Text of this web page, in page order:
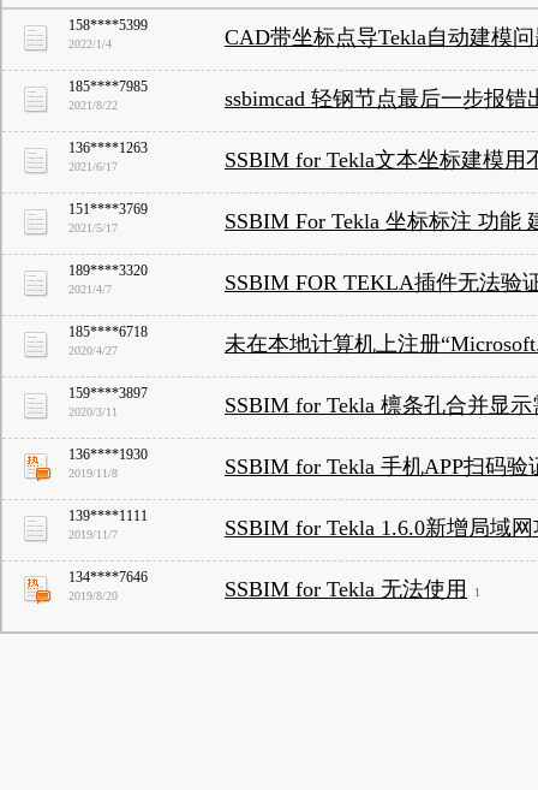
158****5399
2022/1/4 CAD带坐标点导Tekla自动建模
185****7985
2021/8/22 ssbimcad 轻钢节点最后一步报错
136****1263
2021/6/17 SSBIM for Tekla文本坐标建模用
151****3769
2021/5/17 SSBIM For Tekla 坐标标注 功能
189****3320
2021/4/7 SSBIM FOR TEKLA插件无法验
185****6718
2020/4/27 未在本地计算机上注册
159****3897
2020/3/11 SSBIM for Tekla 檩条孔合并显
136****1930
2019/11/8 SSBIM for Tekla 手机APP扫码验
139****1111
2019/11/7 SSBIM for Tekla 1.6.0新增局域
134****7646
2019/8/20 SSBIM for Tekla 无法使用 1